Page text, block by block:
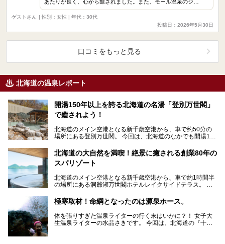
あたりが良く、心から癒されました。また、モール温泉のジ…
ゲストさん
| 性別：女性 | 年代：30代
投稿日：2026年5月30日
口コミをもっと見る
北海道の温泉レポート
開湯150年以上を誇る北海道の名湯「登別万世閣」
で癒されよう！
北海道のメイン空港となる新千歳空港から、車で約50分の
場所にある登別万世閣。 今回は、北海道のなかでも開湯150
北海道の大自然を満喫！絶景に癒される創業80年の
スパリゾート
北海道のメイン空港となる新千歳空港から、車で約1時間半
の場所にある洞爺湖万世閣ホテルレイクサイドテラス。 今
極寒取材！命綱となったのは源泉ホース。
体を張りすぎた温泉ライターの行く末はいかに？！ 女子大
生温泉ライターの水品さきです。 今回は、北海道の『十勝